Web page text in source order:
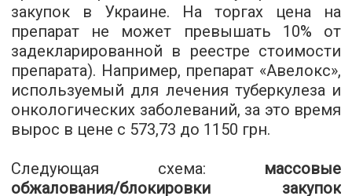
закупок в Украине. На торгах цена на
препарат не может превышать 10% от
задекларированной в реестре стоимости
препарата). Например, препарат «Авелокс»,
используемый для лечения туберкулеза и
онкологических заболеваний, за это время
вырос в цене с 573,73 до 1150 грн.
Следующая схема: массовые
обжалования/блокировки закупок